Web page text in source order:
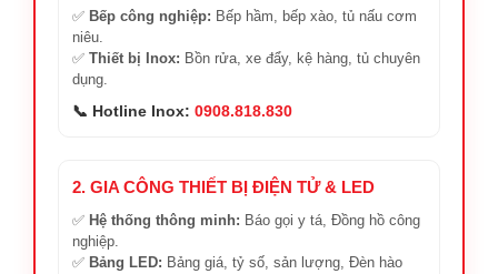
✅ Bếp công nghiệp: Bếp hầm, bếp xào, tủ nấu cơm
niêu.
✅ Thiết bị Inox: Bồn rửa, xe đẩy, kệ hàng, tủ chuyên
dụng.
📞 Hotline Inox: 0908.818.830
2. GIA CÔNG THIẾT BỊ ĐIỆN TỬ & LED
✅ Hệ thống thông minh: Báo gọi y tá, Đồng hồ công
nghiệp.
✅ Bảng LED: Bảng giá, tỷ số, sản lượng, Đèn hào